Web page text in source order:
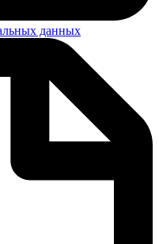
данных